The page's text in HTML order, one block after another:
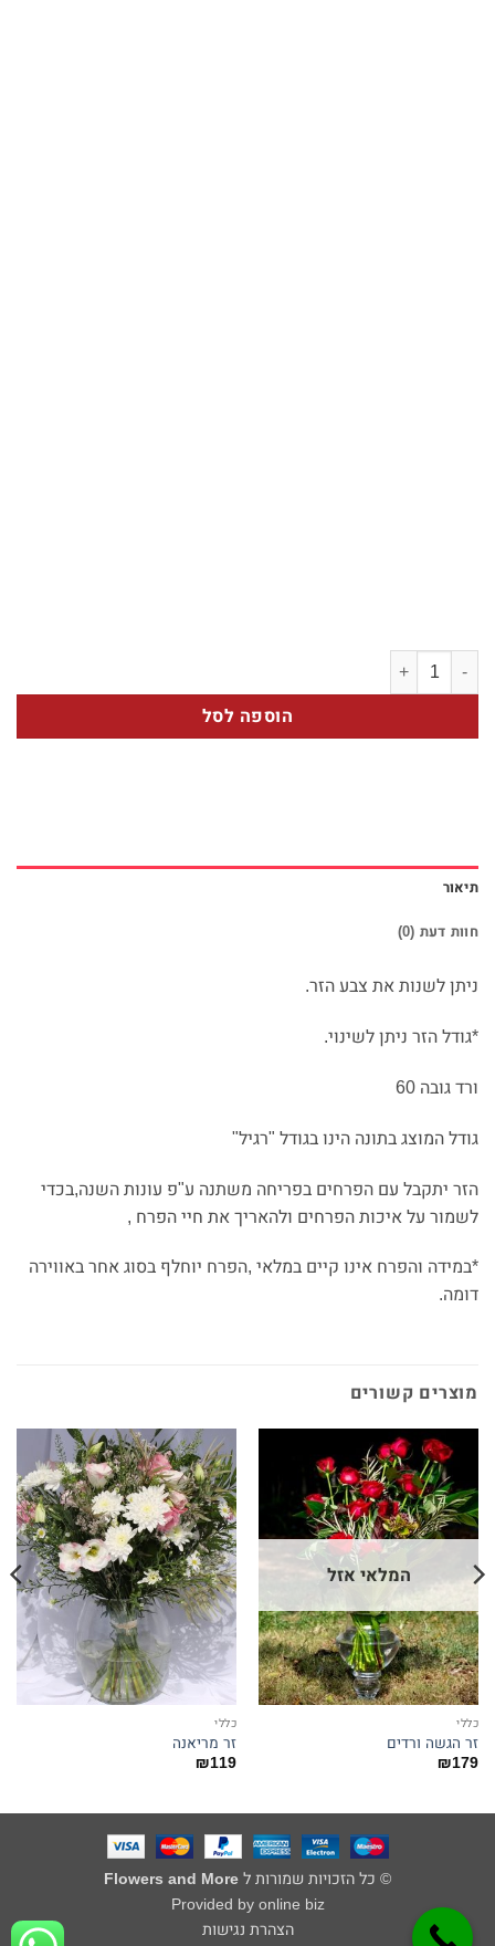
כמות של בוקט כפרי סגול לבן
הוספה לסל
תיאור
חוות דעת (0)
ניתן לשנות את צבע הזר.
*גודל הזר ניתן לשינוי.
ורד גובה 60
גודל המוצג בתונה הינו בגודל "רגיל"
הזר יתקבל עם הפרחים בפריחה משתנה ע"פ עונות השנה,בכדי
לשמור על איכות הפרחים ולהאריך את חיי הפרח ,
*במידה והפרח אינו קיים במלאי ,הפרח יוחלף בסוג אחר באווירה
דומה.
מוצרים קשורים
המלאי אזל
כללי
זר הגשה ורדים
₪179
כללי
זר מריאנה
₪119
© כל הזכויות שמורות ל Flowers and More
Provided by online biz
הצהרת נגישות